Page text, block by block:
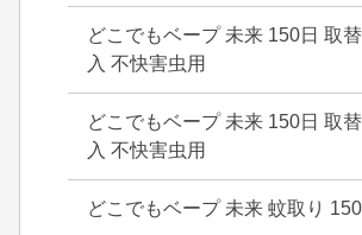
どこでもベープ 未来 150日 取
入 不快害虫用
どこでもベープ 未来 150日 取
入 不快害虫用
どこでもベープ 未来 蚊取り